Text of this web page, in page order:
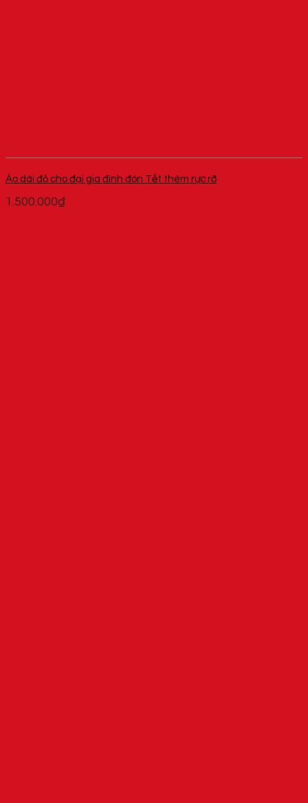
Áo dài đỏ cho đại gia đình đón Tết thêm rực rỡ
1.500.000₫